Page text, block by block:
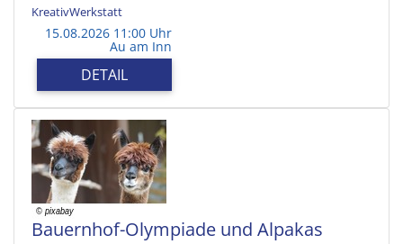
KreativWerkstatt
15.08.2026 11:00 Uhr
Au am Inn
DETAIL
Bauernhof-Olympiade und Alpakas